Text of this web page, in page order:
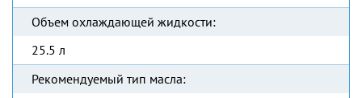
Объем охлаждающей жидкости:
25.5 л
Рекомендуемый тип масла: